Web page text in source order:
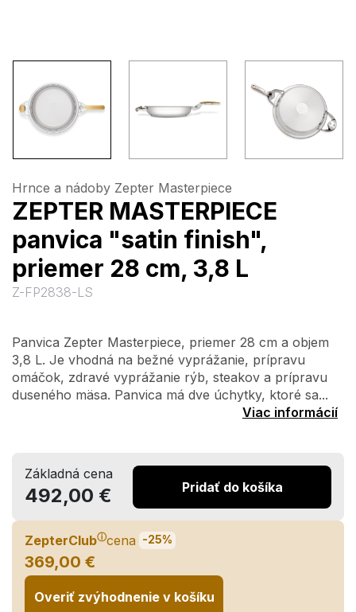
Hrnce a nádoby Zepter Masterpiece
ZEPTER MASTERPIECE
panvica "satin finish",
priemer 28 cm, 3,8 L
Z-FP2838-LS
Panvica Zepter Masterpiece, priemer 28 cm a objem
3,8 L. Je vhodná na bežné vyprážanie, prípravu
omáčok, zdravé vyprážanie rýb, steakov a prípravu
duseného mäsa. Panvica má dve úchytky, ktoré sa...
Viac informácií
Základná cena
492,00 € Pridať do košíka
ZepterClubⓘcena -25%
369,00 €
Overiť zvýhodnenie v košíku